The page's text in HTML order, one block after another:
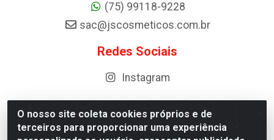
O nosso site coleta cookies próprios e de
terceiros para proporcionar uma experiência
(75) 99118-9228
sac@jscosmeticos.com.br
Redes Sociais
Instagram
Distribuidora de Cosméticos Antoneto LTDA - BA-052,